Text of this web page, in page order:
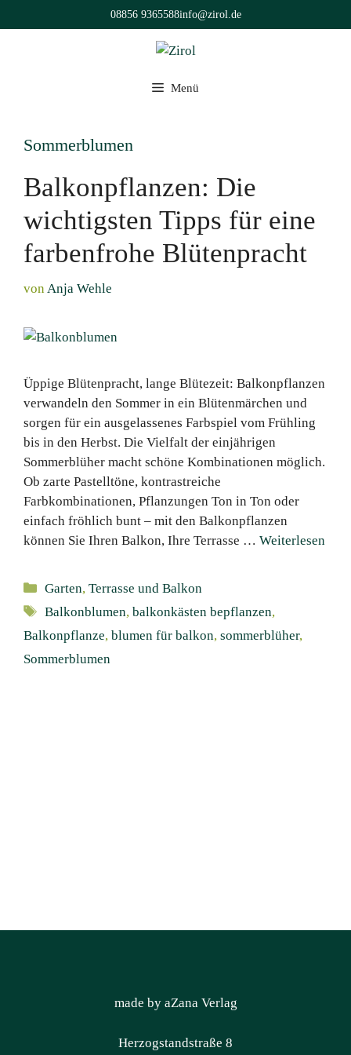
Inhalt
08856 9365588info@zirol.de
Menü
Sommerblumen
Balkonpflanzen: Die
wichtigsten Tipps für eine
farbenfrohe Blütenpracht
von Anja Wehle
Üppige Blütenpracht, lange Blütezeit: Balkonpflanzen
verwandeln den Sommer in ein Blütenmärchen und
sorgen für ein ausgelassenes Farbspiel vom Frühling
bis in den Herbst. Die Vielfalt der einjährigen
Sommerblüher macht schöne Kombinationen möglich.
Ob zarte Pastelltöne, kontrastreiche
Farbkombinationen, Pflanzungen Ton in Ton oder
einfach fröhlich bunt – mit den Balkonpflanzen
können Sie Ihren Balkon, Ihre Terrasse … Weiterlesen
Kategorien
Garten,Terrasse und Balkon
Schlagwörter
Balkonblumen,balkonkästen bepflanzen,
Balkonpflanze, blumen für balkon, sommerblüher,
Sommerblumen
made by aZana Verlag
Herzogstandstraße 8